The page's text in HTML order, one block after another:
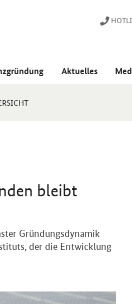
Aktuelles
bleibt
Gründungsdynamik
der die Entwicklung